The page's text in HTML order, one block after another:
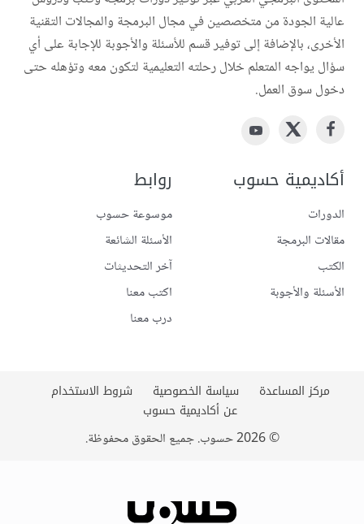
عالية الجودة من متخصصين في مجال البرمجة والمجالات التقنية
الأخرى، بالإضافة إلى توفير قسم للأسئلة والأجوبة للإجابة على أي
سؤال يواجه المتعلم خلال رحلته التعليمية لتكون معه وتؤهله حتى
دخول سوق العمل.
أكاديمية حسوب
الدورات
مقالات البرمجة
الكتب
الأسئلة والأجوبة
روابط
موسوعة حسوب
الأسئلة الشائعة
آخر التحديثات
اكتب معنا
درب معنا
مركز المساعدة سياسة الخصوصية
شروط الاستخدام
عن أكاديمية حسوب
©
2026حسوب. جميع الحقوق محفوظة.